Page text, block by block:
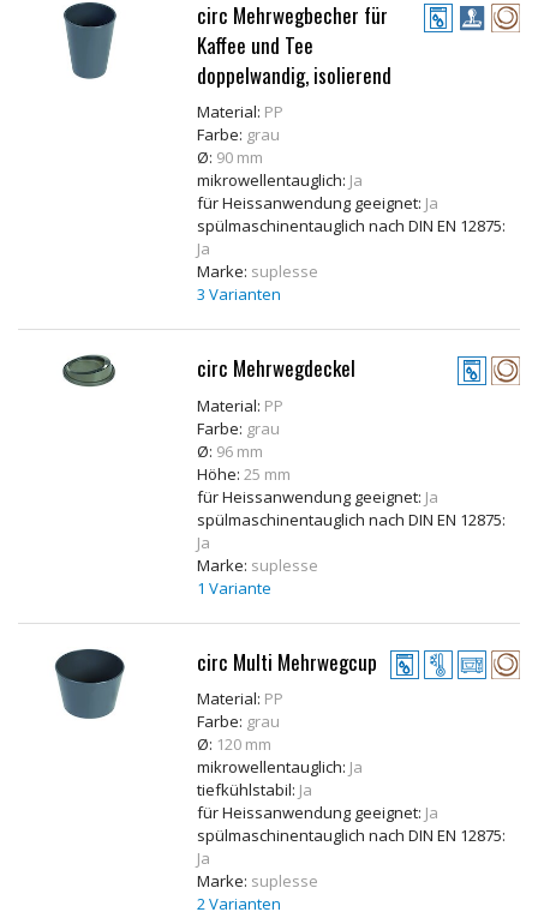
circ Mehrwegbecher für
Kaffee und Tee
doppelwandig, isolierend
Material: PP
Farbe: grau
Ø: 90 mm
mikrowellentauglich: Ja
für Heissanwendung geeignet: Ja
spülmaschinentauglich nach DIN EN 12875:
Ja
Marke: suplesse
3 Varianten
circ Mehrwegdeckel
Material: PP
Farbe: grau
Ø: 96 mm
Höhe:25 mm
für Heissanwendung geeignet: Ja
spülmaschinentauglich nach DIN EN 12875:
Ja
Marke: suplesse
1 Variante
circ Multi Mehrwegcup
Material: PP
Farbe: grau
Ø: 120 mm
mikrowellentauglich: Ja
tiefkühlstabil: Ja
für Heissanwendung geeignet: Ja
spülmaschinentauglich nach DIN EN 12875:
Ja
Marke: suplesse
2 Varianten